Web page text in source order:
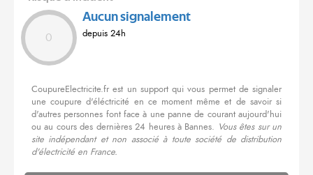
0
Aucun signalement
depuis 24h
CoupureElectricite.fr est un support qui vous permet de signaler
une coupure d'éléctricité en ce moment même et de savoir si
d'autres personnes font face à une panne de courant aujourd'hui
ou au cours des dernières 24 heures à Bannes. Vous êtes sur un
site indépendant et non associé à toute société de distribution
d'électricité en France.